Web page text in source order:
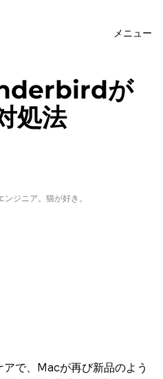
メニュー
が
処法
ジニア。猫が好き。
で、Macが再び新品のよう